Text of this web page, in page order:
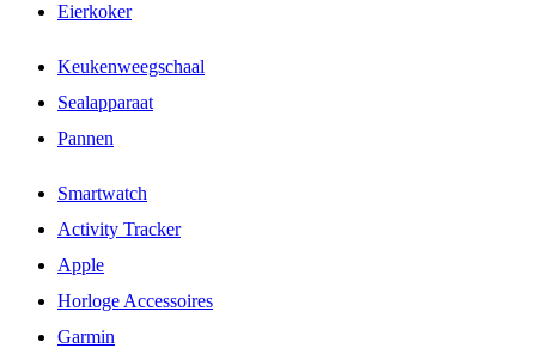
Eierkoker
Keukenweegschaal
Sealapparaat
Pannen
Smartwatch
Activity Tracker
Apple
Horloge Accessoires
Garmin